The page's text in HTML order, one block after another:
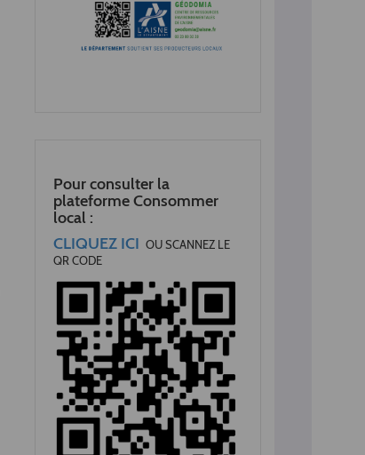
Pour consulter la
plateforme Consommer
local :
CLIQUEZ ICI OU SCANNEZ LE
QR CODE